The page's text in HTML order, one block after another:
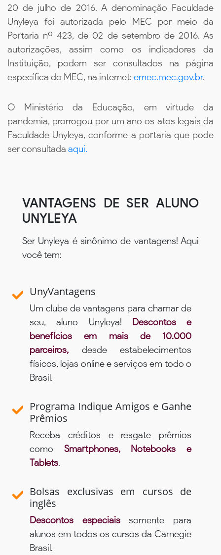
20 de julho de 2016. A denominação Faculdade
Unyleya foi autorizada pelo MEC por meio da
Portaria nº 423, de 02 de setembro de 2016. As
autorizações, assim como os indicadores da
Instituição, podem ser consultados na página
específica do MEC, na internet: emec.mec.gov.br.
O Ministério da Educação, em virtude da
pandemia, prorrogou por um ano os atos legais da
Faculdade Unyleya, conforme a portaria que pode
ser consultada aqui.
VANTAGENS DE SER ALUNO
UNYLEYA
Ser Unyleya é sinônimo de vantagens! Aqui
você tem:
UnyVantagens
Um clube de vantagens para chamar de
seu, aluno Unyleya! Descontos e
benefícios em mais de 10.000
parceiros, desde estabelecimentos
físicos, lojas online e serviços em todo o
Brasil.
Programa Indique Amigos e Ganhe
Prêmios
Receba créditos e resgate prêmios
como Smartphones, Notebooks e
Tablets.
Bolsas exclusivas em cursos de
inglês
Descontos especiaissomente para
alunos em todos os cursos da Carnegie
Brasil.